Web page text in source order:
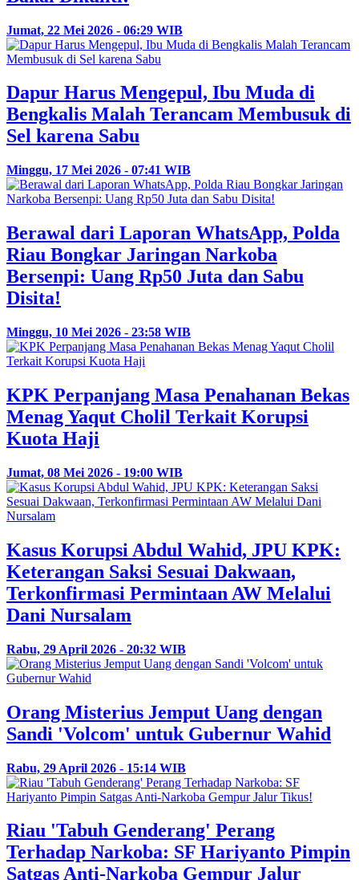
Jumat, 22 Mei 2026 - 06:29 WIB
Dapur Harus Mengepul, Ibu Muda di
Bengkalis Malah Terancam Membusuk di
Sel karena Sabu
Minggu, 17 Mei 2026 - 07:41 WIB
Berawal dari Laporan WhatsApp, Polda
Riau Bongkar Jaringan Narkoba
Bersenpi: Uang Rp50 Juta dan Sabu
Disita!
Minggu, 10 Mei 2026 - 23:58 WIB
KPK Perpanjang Masa Penahanan Bekas
Menag Yaqut Cholil Terkait Korupsi
Kuota Haji
Jumat, 08 Mei 2026 - 19:00 WIB
Kasus Korupsi Abdul Wahid, JPU KPK:
Keterangan Saksi Sesuai Dakwaan,
Terkonfirmasi Permintaan AW Melalui
Dani Nursalam
Rabu, 29 April 2026 - 20:32 WIB
Orang Misterius Jemput Uang dengan
Sandi 'Volcom' untuk Gubernur Wahid
Rabu, 29 April 2026 - 15:14 WIB
Riau 'Tabuh Genderang' Perang
Terhadap Narkoba: SF Hariyanto Pimpin
Satgas Anti-Narkoba Gempur Jalur